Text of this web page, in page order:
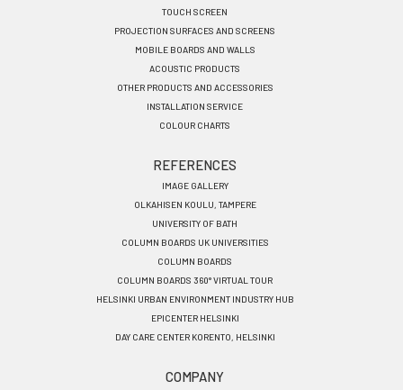
TOUCH SCREEN
PROJECTION SURFACES AND SCREENS
MOBILE BOARDS AND WALLS
ACOUSTIC PRODUCTS
OTHER PRODUCTS AND ACCESSORIES
INSTALLATION SERVICE
COLOUR CHARTS
REFERENCES
IMAGE GALLERY
OLKAHISEN KOULU, TAMPERE
UNIVERSITY OF BATH
COLUMN BOARDS UK UNIVERSITIES
COLUMN BOARDS
COLUMN BOARDS 360° VIRTUAL TOUR
HELSINKI URBAN ENVIRONMENT INDUSTRY HUB
EPICENTER HELSINKI
DAY CARE CENTER KORENTO, HELSINKI
COMPANY